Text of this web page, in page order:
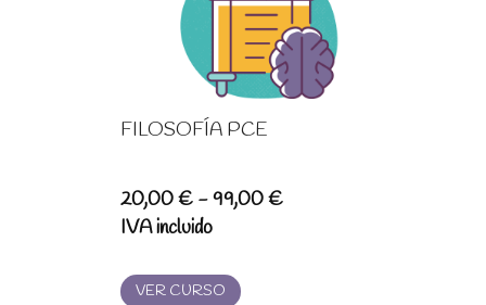
FILOSOFÍA PCE
20,00€ -99,00€Rango
IVA incluido
VER CURSO